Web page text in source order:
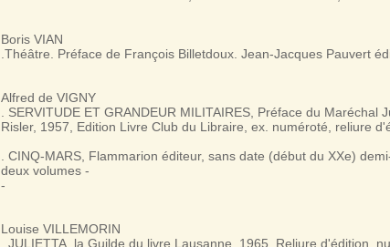
Boris VIAN
.Théâtre. Préface de François Billetdoux. Jean-Jacques Pauvert
Alfred de VIGNY
. SERVITUDE ET GRANDEUR MILITAIRES, Préface du
Risler, 1957, Edition Livre Club du Libraire, ex. numéroté, reliure
. CINQ-MARS, Flammarion éditeur, sans date (début du XXe)
deux volumes -
-
Louise VILLEMORIN
. JULIETTA, la Guilde du livre Lausanne, 1965, Reliure d'édition,